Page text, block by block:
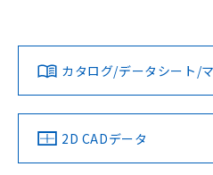
ダウンロードデータをご利用い
みください。
ソフトウェアの使用条件
対応済み
中国 RoHS 注意事項・凡例
LR型式承認
（イギリス
船舶規格）
DNV型式承認
（ノルウェー
No No
カタログ/データシート/
2D CADデータ